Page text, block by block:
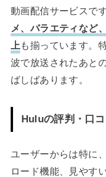
動画配信サービスで
メ、バラエティなど
上 も揃っています。
波で放送されたあと
ばしばあります。
Huluの評判・口コ
ユーザーからは特に
ロード機能、見やす